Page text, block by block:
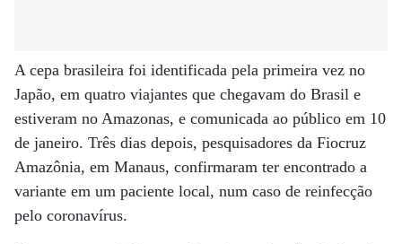
A cepa brasileira foi identificada pela primeira vez no
Japão, em quatro viajantes que chegavam do Brasil e
estiveram no Amazonas, e comunicada ao público em 10
de janeiro. Três dias depois, pesquisadores da Fiocruz
Amazônia, em Manaus, confirmaram ter encontrado a
variante em um paciente local, num caso de reinfecção
pelo coronavírus.